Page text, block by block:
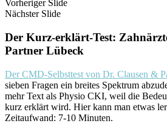
Vorheriger Slide
Nächster Slide
Der Kurz-erklärt-Test:
Partner Lübeck
Der CMD-Selbsttest von Dr. Clausen &
sieben Fragen ein breites Spektrum
mehr Text als Physio CKI, weil die
kurz erklärt wird. Hier kann man etwas
Zeitaufwand: 7-10 Minuten.